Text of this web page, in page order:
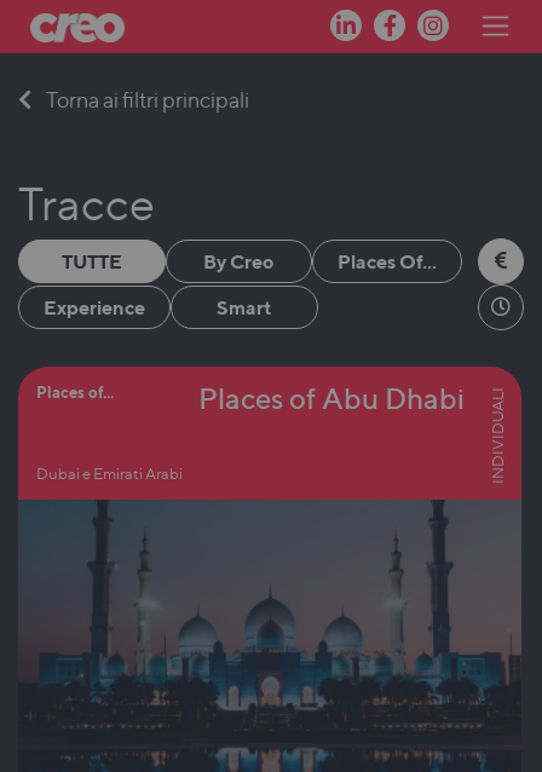
Torna ai filtri principali
Tracce
TUTTE By Creo
Places Of...
Experience
Smart
Places of...
Dubai e Emirati Arabi
Places of Abu Dhabi INDIVIDUALI